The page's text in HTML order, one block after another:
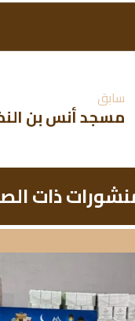
سابق
مسجد أنس بن
ذات